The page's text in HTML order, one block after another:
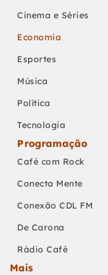
Cinema e Séries
Economia
Esportes
Música
Política
Tecnologia
Programação
Café com Rock
Conecta Mente
Conexão CDL FM
De Carona
Rádio Café
Mais